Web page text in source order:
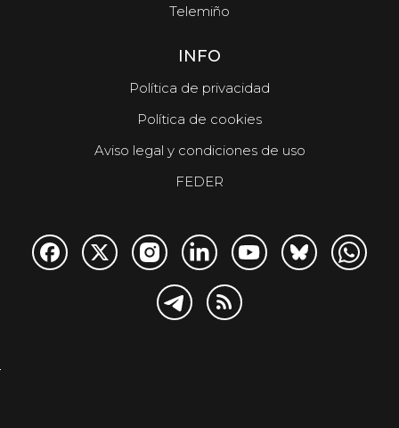
Telemiño
INFO
Política de privacidad
Política de cookies
Aviso legal y condiciones de uso
FEDER